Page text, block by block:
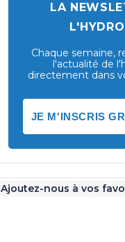
LA
Chaque semaine,
l'actualité de
directement dans
JE M'INSCRIS
Ajoutez-nous à vos